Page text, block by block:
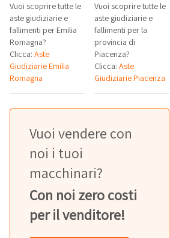
Vuoi scoprire tutte le
aste giudiziarie e
fallimenti per Emilia
Romagna?
Clicca: Aste
Giudiziarie Emilia
Romagna
Vuoi scoprire tutte le
aste giudiziarie e
fallimenti per la
provincia di
Piacenza?
Clicca:Aste
Giudiziarie Piacenza
Vuoi vendere con
noi i tuoi
macchinari?
Con noi zero costi
per il venditore!